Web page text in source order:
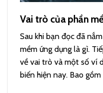
Vai trò của phần
Sau khi bạn đọc đã
mềm ứng dụng là gì.
về vai trò và một số ví
biến hiện nay. Bao gồm